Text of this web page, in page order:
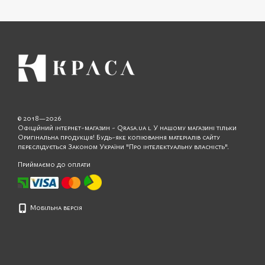
© 2018—2026
Офіційний інтернет-магазин - Qrasa.ua l У нашому магазині тільки
Оригінальна продукція! Будь-яке копіювання матеріалів сайту
переслідується Законом України "Про інтелектуальну власність".
Приймаємо до оплати
Мобільна версія